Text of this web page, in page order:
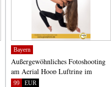
Bayern
Außergewöhnliches Fotoshooting
am Aerial Hoop Luftring im
GoodPhoto Studio. So flexibel...
99 EUR